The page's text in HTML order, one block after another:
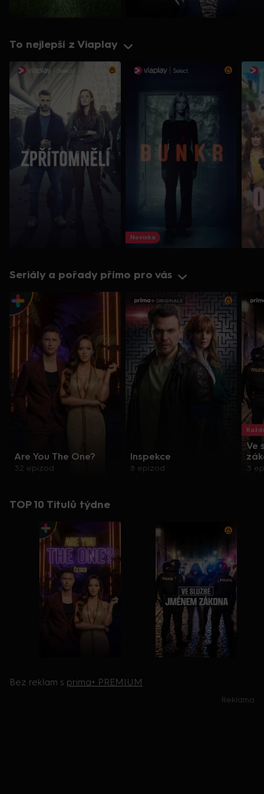
To nejlepší z Viaplay
Novinka
Seriály a pořady přímo pro vás
Are You The One?
32 epizod
Inspekce
8 epizod
Ve
3
TOP 10 Titulů týdne
Bez reklam s prima+ PREMIUM
Reklama